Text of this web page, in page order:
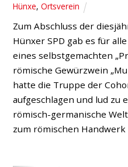
Hünxe,Ortsverein
Zum Abschluss der
Hünxer SPD gab es für
eines selbstgemachten
römische Gewürzwein
hatte die Truppe der
aufgeschlagen und lud zu
römisch-germanische
zum römischen